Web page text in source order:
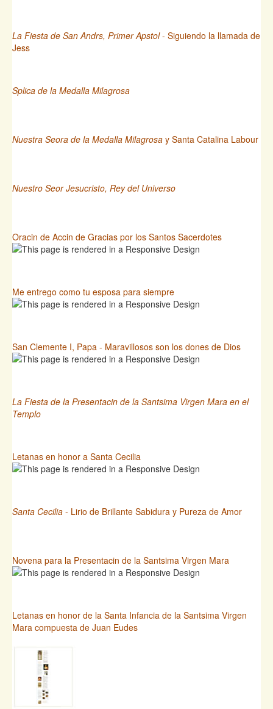
La Fiesta de San Andrs, Primer Apstol- Siguiendo la llamada de
Jess
Splica de la Medalla Milagrosa
Nuestra Seora de la Medalla Milagrosa y Santa Catalina Labour
Nuestro Seor Jesucristo, Rey del Universo
Oracin de Accin de Gracias por los Santos Sacerdotes
Me entrego como tu esposa para siempre
San Clemente I, Papa - Maravillosos son los dones de Dios
La Fiesta de la Presentacin de la Santsima Virgen Mara en el
Templo
Letanas en honor a Santa Cecilia
Santa Cecilia - Lirio de Brillante Sabidura y Pureza de Amor
Novena para la Presentacin de la Santsima Virgen Mara
Letanas en honor de la Santa Infancia de la Santsima Virgen
Mara compuesta de Juan Eudes